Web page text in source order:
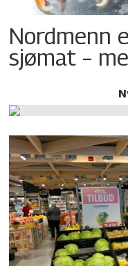
Nordmenn
sjømat –